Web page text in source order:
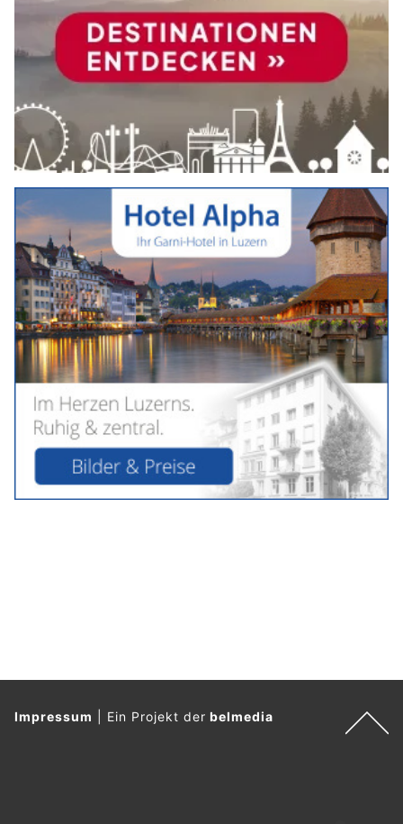
Impressum Ein Projekt derbelmedia